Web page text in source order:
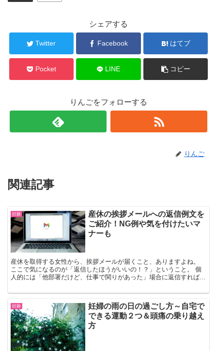
シェアする
Twitter Facebook はてブ
Pocket LINE コピー
りんごをフォローする
りんご
関連記事
妊娠
産休の挨拶メールへの返信例文を
ご紹介！NG例や気を付けたいマ
ナーも
産休を取得する女性から、挨拶メールが届くこと、ありますよね。
ここで気になるのが「返信したほうがいいの！？」ということ。 個
人的には「他部署だけど、仕事で関りがあった」場合に返信すればい
みてくださいね。 また、メールを送るときに気を付けたいポイント
やマナーもご紹介しています。 メール一つでガクッとイメージダウ
ンしちゃうこともありますので、気を付けたいですね。
妊娠
妊婦の雨の日の過ごし方～自宅で
できる運動２つ＆頭痛の乗り越え
方